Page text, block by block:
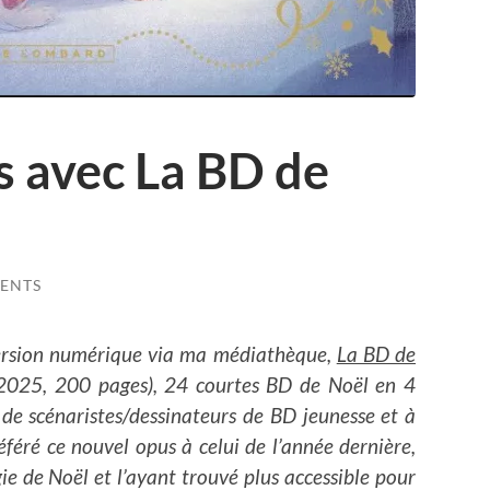
avec La BD de
numérique via ma médiathèque, La BD de
200 pages), 24 courtes BD de Noël en 4
scénaristes/dessinateurs de BD jeunesse et à
ce nouvel opus à celui de l’année dernière,
de Noël et l’ayant trouvé plus accessible pour